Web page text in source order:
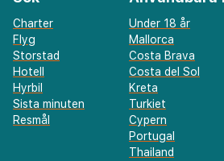
Charter
Flyg
Storstad
Hotell
Hyrbil
Sista minuten
Resmål
Under 18 år
Mallorca
Costa Brava
Costa del Sol
Kreta
Turkiet
Cypern
Portugal
Thailand